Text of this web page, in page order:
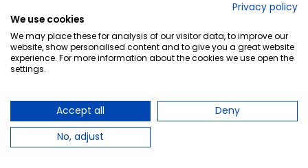
Privacy policy
We use cookies
We may place these for analysis of our visitor data, to improve our
website, show personalised content and to give you a great website
experience. For more information about the cookies we use open the
settings.
Accept all
Deny
No, adjust